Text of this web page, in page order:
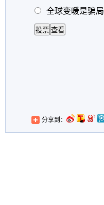
全球变暖是骗局
分享到：